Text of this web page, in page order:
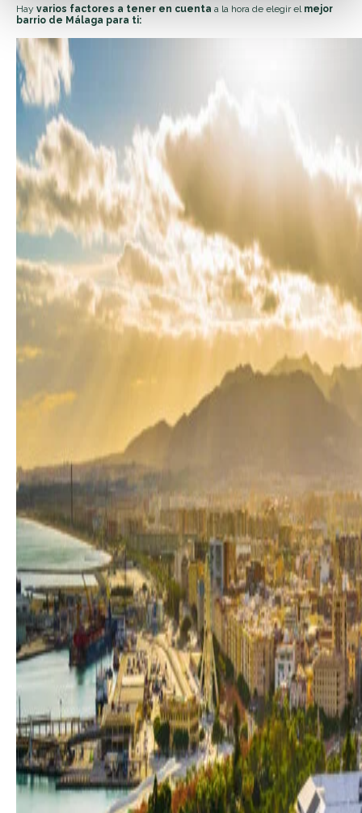
Hay varios factores a tener en cuenta a la hora de elegir el mejor
barrio de Málaga para ti: